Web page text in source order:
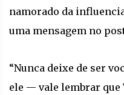
namorado da
uma mensagem no
“Nunca deixe de ser
ele — vale lembrar